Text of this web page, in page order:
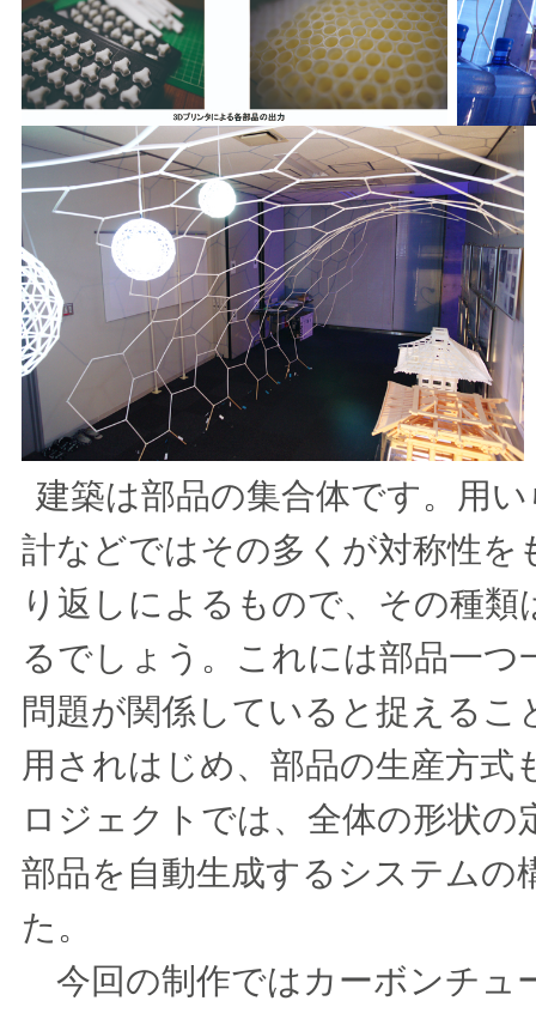
建築は部品の集合体です。用
計などではその多くが対称性
り返しによるもので、その種
るでしょう。これには部品一
問題が関係していると捉える
用されはじめ、部品の生産方
ロジェクトでは、全体の形状
部品を自動生成するシステム
た。
今回の制作ではカーボンチュ